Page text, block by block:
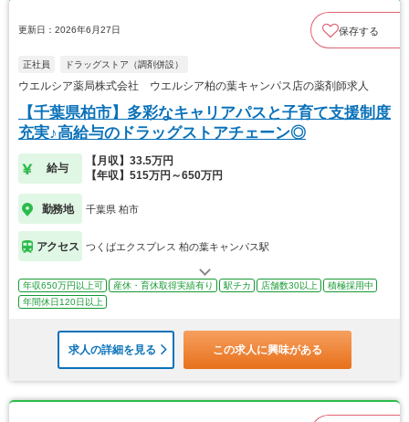
更新日：2026年6月27日 保存する
正社員 ドラッグストア（調剤併設）
ウエルシア薬局株式会社 ウエルシア柏の葉キャンパス店の薬剤師求人
【千葉県柏市】多彩なキャリアパスと子育て支援制度
充実♪高給与のドラッグストアチェーン◎
給与
【月収】33.5万円
【年収】515万円～650万円
勤務地 千葉県 柏市
アクセス つくばエクスプレス 柏の葉キャンパス駅
年収650万円以上可 産休・育休取得実績有り 駅チカ 店舗数30以上
積極採用中
年間休日120日以上
求人の詳細を見る この求人に興味がある